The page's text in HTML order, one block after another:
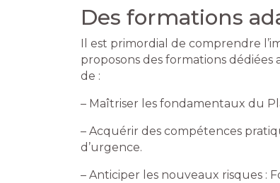
Des formations
Il est primordial de comprendre
proposons des formations
de :
– Maîtriser les fondamentaux du
– Acquérir des compétences
d’urgence.
– Anticiper les nouveaux risques :